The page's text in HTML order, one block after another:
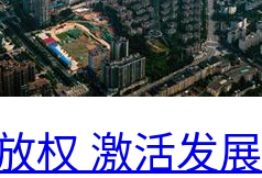
权 激活发